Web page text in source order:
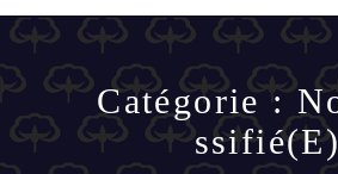
Catégorie :
Ssifié(e)